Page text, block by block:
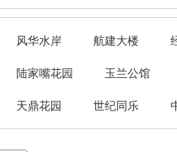
风华水岸 航建大楼
陆家嘴花园 玉兰公馆
天鼎花园 世纪同乐